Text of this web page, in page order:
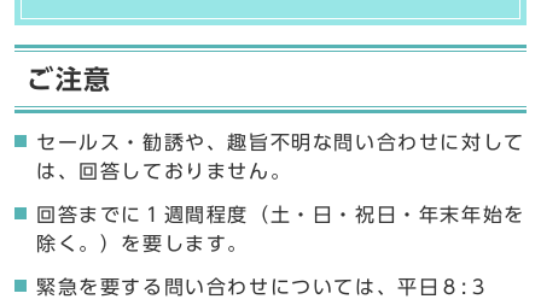
ご注意
セールス・勧誘や、趣旨不明な問い合わせに対して
は、回答しておりません。
回答までに１週間程度（土・日・祝日・年末年始を
除く。）を要します。
緊急を要する問い合わせについては、平日８:３